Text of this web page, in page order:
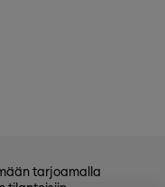
tarjoamalla